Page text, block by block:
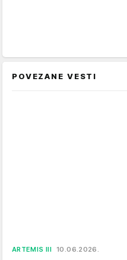
POVEZANE VESTI
ARTEMIS III 10.06.2026.